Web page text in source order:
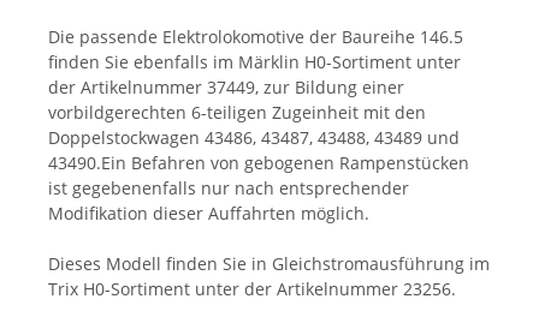
Die passende Elektrolokomotive der Baureihe 146.5
finden Sie ebenfalls im Märklin H0-Sortiment unter
der Artikelnummer 37449, zur Bildung einer
vorbildgerechten 6-teiligen Zugeinheit mit den
Doppelstockwagen 43486, 43487, 43488, 43489 und
43490.Ein Befahren von gebogenen Rampenstücken
ist gegebenenfalls nur nach entsprechender
Modifikation dieser Auffahrten möglich.
Dieses Modell finden Sie in Gleichstromausführung im
Trix H0-Sortiment unter der Artikelnummer 23256.